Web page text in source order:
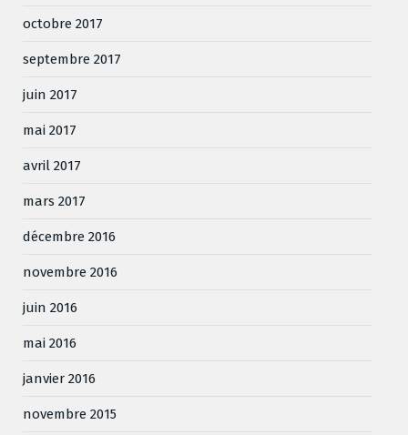
octobre 2017
septembre 2017
juin 2017
mai 2017
avril 2017
mars 2017
décembre 2016
novembre 2016
juin 2016
mai 2016
janvier 2016
novembre 2015